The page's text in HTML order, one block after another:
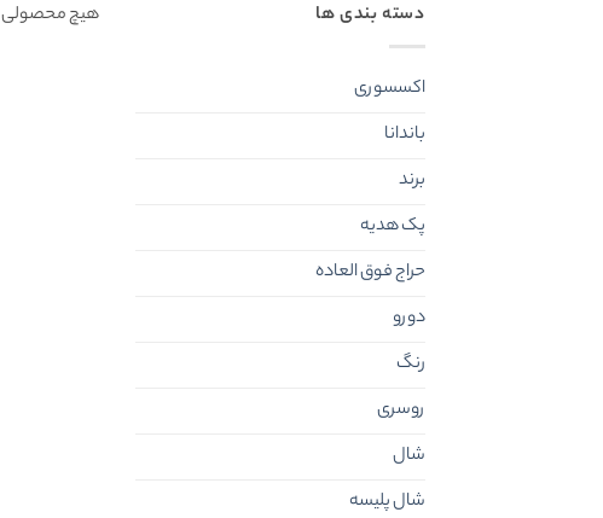
دسته بندی ها
اکسسوری
باندانا
برند
پک هدیه
حراج فوق العاده
دورو
رنگ
روسری
شال
شال پلیسه
هیچ محصولی